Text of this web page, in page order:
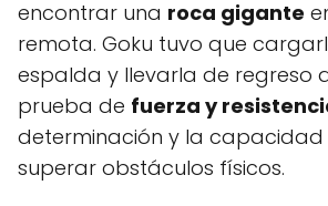
encontrar una roca gigante
remota. Goku tuvo que
espalda y llevarla de regreso
prueba de fuerza y
determinación y la capacidad
superar obstáculos físicos.